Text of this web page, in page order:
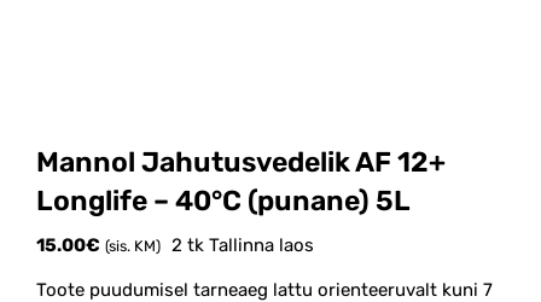
Mannol Jahutusvedelik AF 12+
Longlife – 40°C (punane) 5L
15.00€ (sis. KM) 2 tk Tallinna laos
Toote puudumisel tarneaeg lattu orienteeruvalt kuni 7